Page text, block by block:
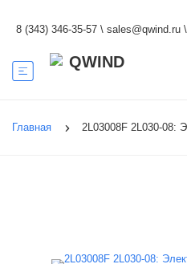
8 (343) 346-35-57 \ sales@qwind.ru \
Главная 2L03008F 2L030-08: